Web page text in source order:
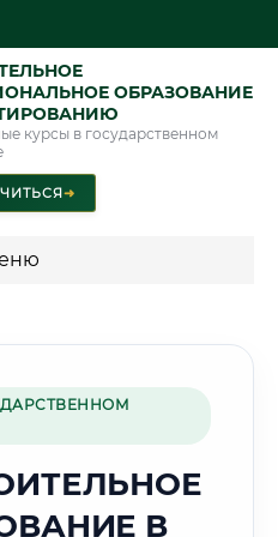
ОБРАЗОВАНИЕ
курсы в государственном
➜
В